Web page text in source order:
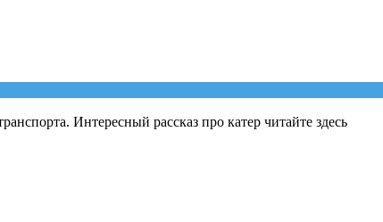
Интересный рассказ про катер читайте здесь